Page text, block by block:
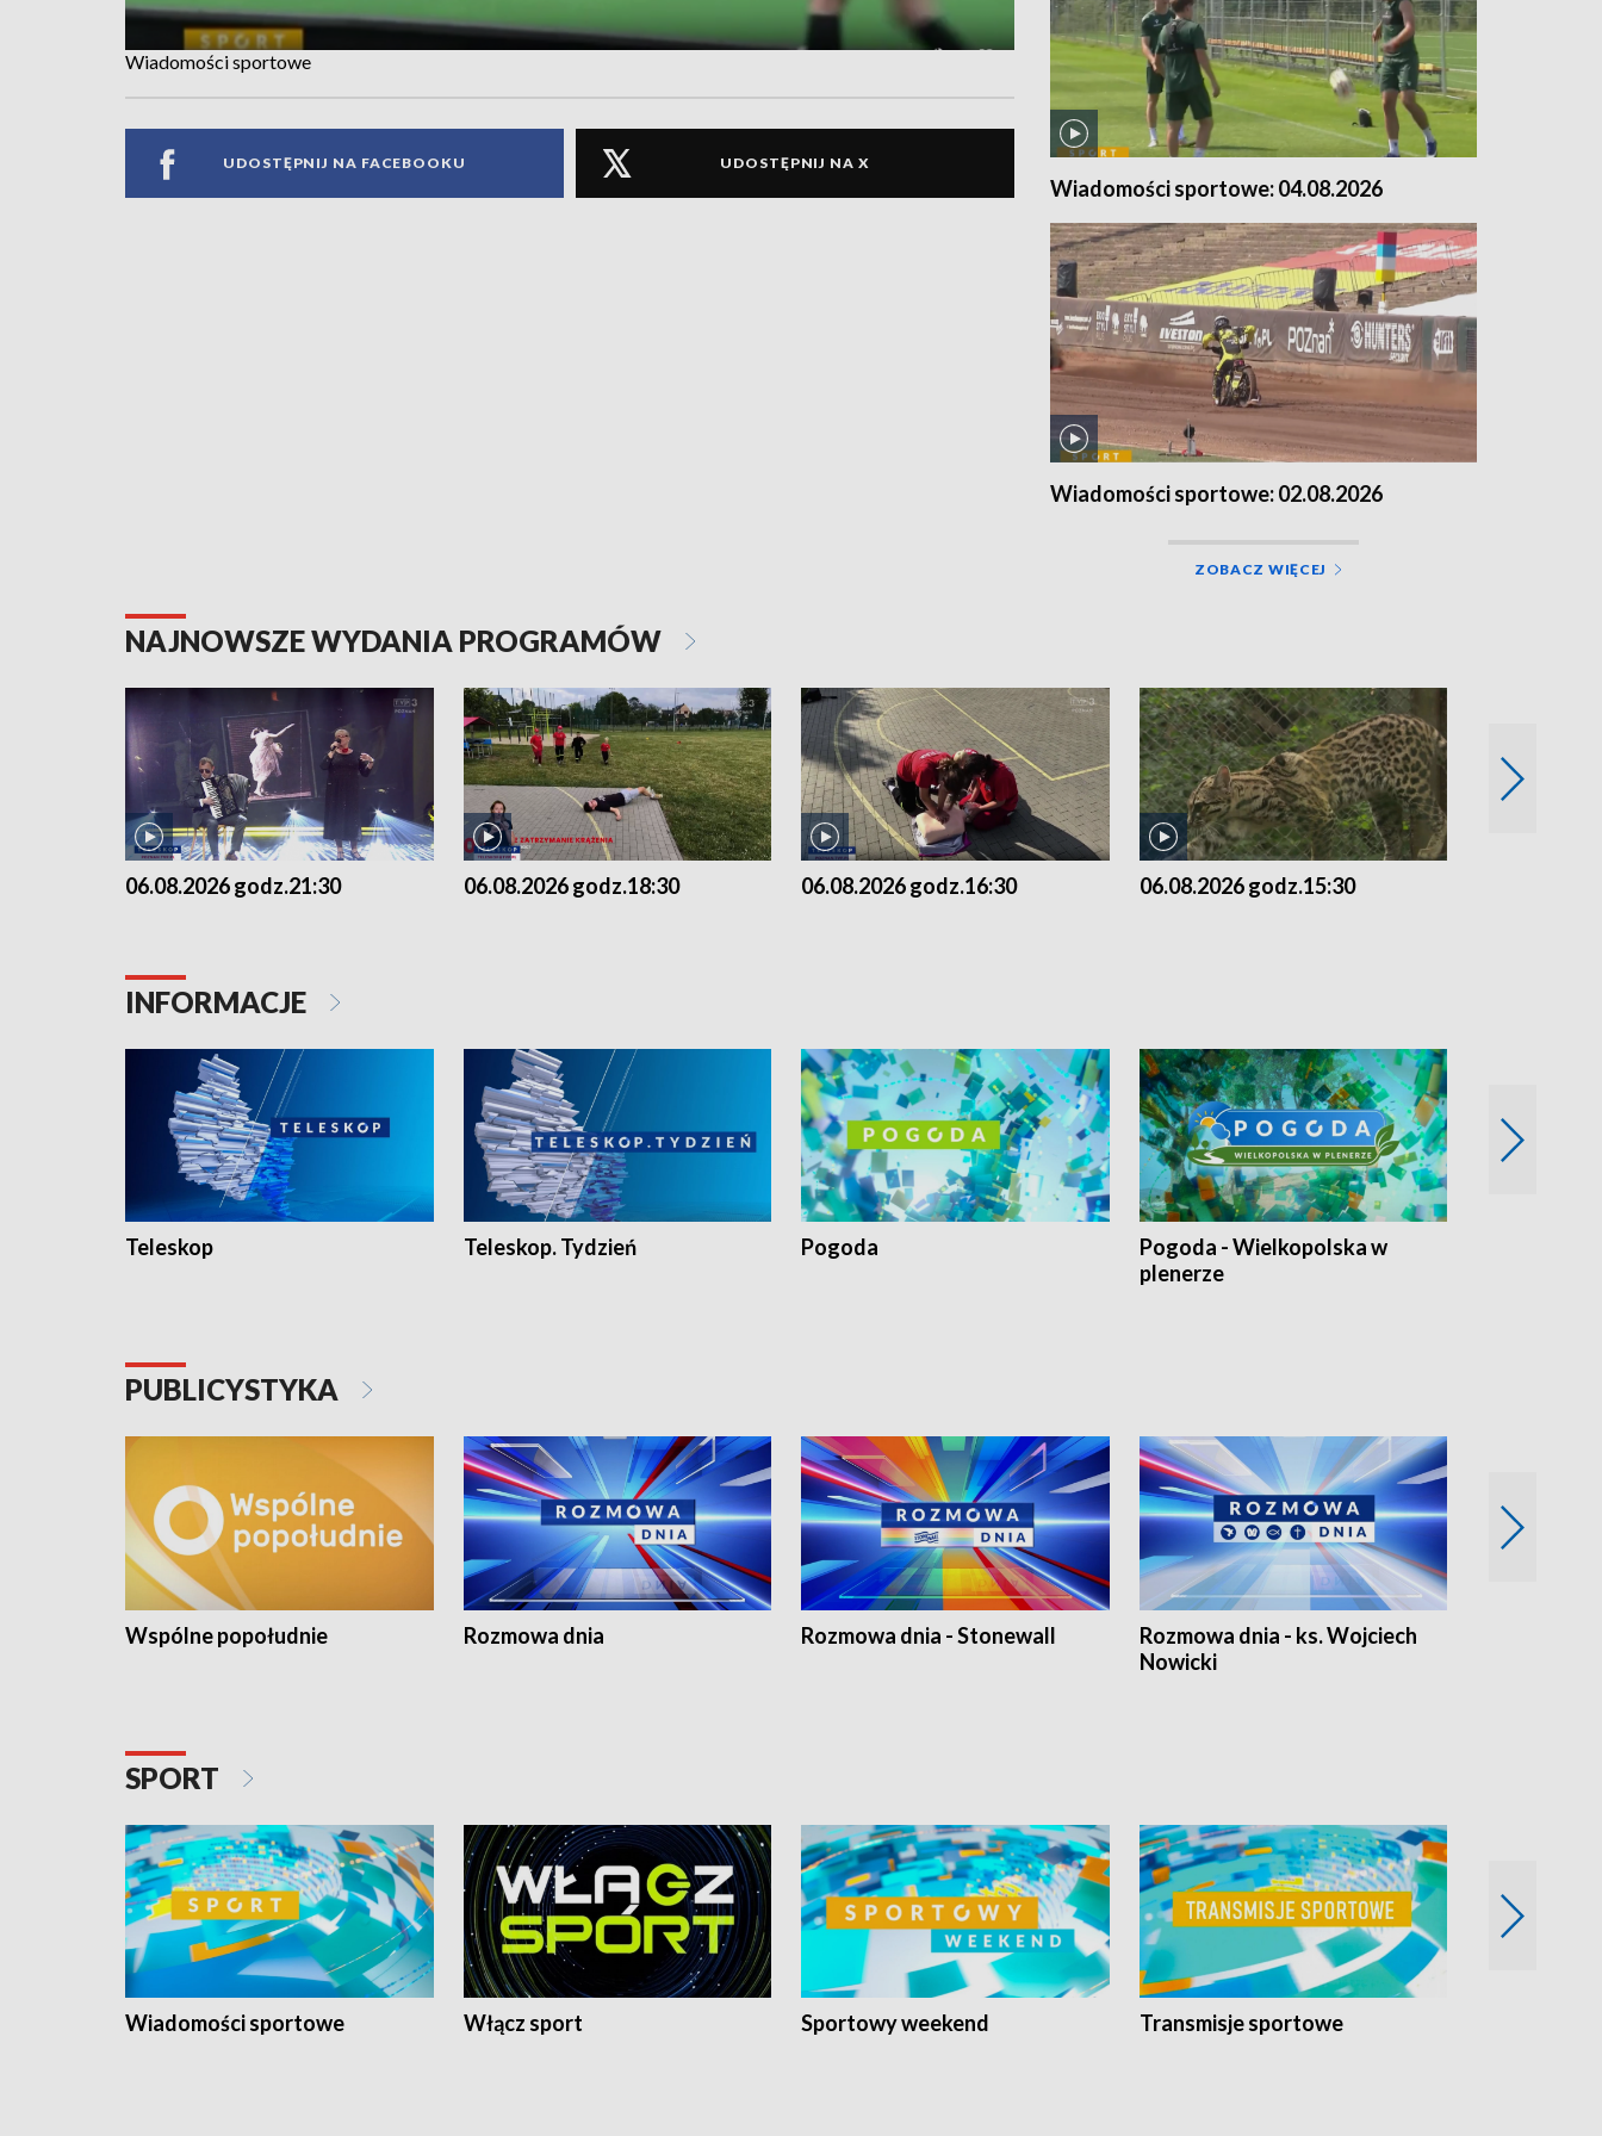
Wiadomości sportowe
UDOSTĘPNIJ NA FACEBOOKU UDOSTĘPNIJ NA X
Wiadomości sportowe: 04.08.2026
Wiadomości sportowe: 02.08.2026
ZOBACZ WIĘCEJ
NAJNOWSZE WYDANIA PROGRAMÓW
06.08.2026 godz.21:30 06.08.2026 godz.18:30 06.08.2026 godz.16:30 06.08.2026 godz.15:30
INFORMACJE
Teleskop Teleskop. Tydzień Pogoda
Pogoda - Wielkopolska w
plenerze
PUBLICYSTYKA
Wspólne popołudnie Rozmowa dnia Rozmowa dnia - Stonewall
Rozmowa dnia - ks. Wojciech
Nowicki
SPORT
Wiadomości sportowe Włącz sport Sportowy weekend Transmisje sportowe